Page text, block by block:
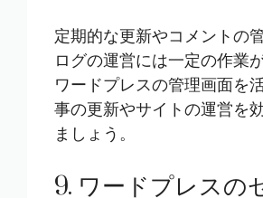
定期的な更新やコメントの
ログの運営には一定の作業
ワードプレスの管理画面を
事の更新やサイトの運営を
ましょう。
9. ワードプレスの